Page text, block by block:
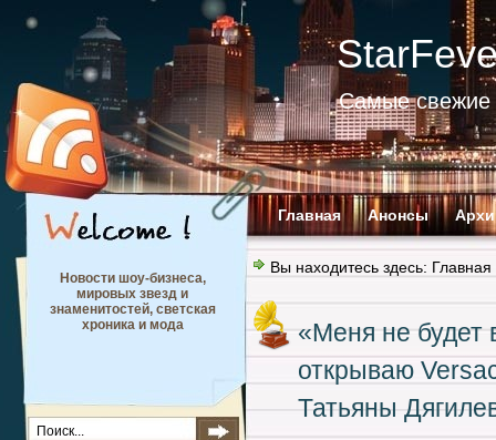
Самые свежие
Главная Анонсы
Новости шоу-бизнеса,
мировых звезд и
знаменитостей, светская
хроника и мода
Вы находитесь здесь: Главная
«Меня не будет
открываю
Татьяны